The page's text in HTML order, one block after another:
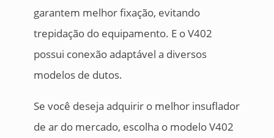
garantem melhor fixação, evitando
trepidação do equipamento. E o V402
possui conexão adaptável a diversos
modelos de dutos.
Se você deseja adquirir o melhor insuflador
de ar do mercado, escolha o modelo V402